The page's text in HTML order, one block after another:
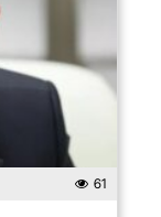
61